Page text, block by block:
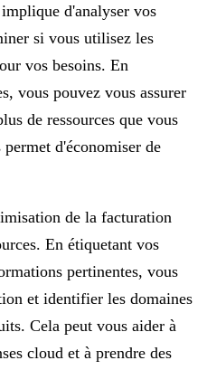
d'analyser vos
si vous utilisez les
vos besoins. En
vous pouvez vous assurer
de ressources que vous
d'économiser de
de la facturation
En étiquetant vos
pertinentes, vous
et identifier les domaines
Cela peut vous aider à
cloud et à prendre des